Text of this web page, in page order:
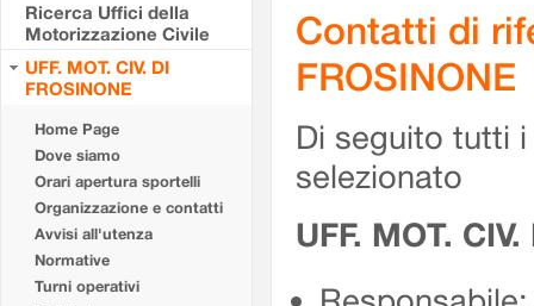
Ricerca Uffici della
Motorizzazione Civile
UFF. MOT. CIV. DI
FROSINONE
Home Page
Dove siamo
Orari apertura sportelli
Organizzazione e contatti
Avvisi all'utenza
Normative
Turni operativi
Contatti di
FROSINONE
Di seguito tutti
selezionato
UFF. MOT.